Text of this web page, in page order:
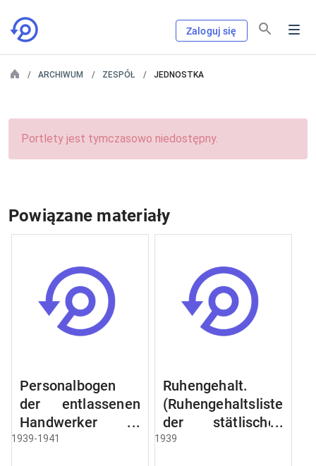
Zaloguj się
ARCHIWUM ZESPÓŁ JEDNOSTKA
Portlety jest tymczasowo niedostępny.
Powiązane materiały
Personalbogen
der entlassenen
Handwerker u.
Arbeiter des
1939-1941
Ruhengehalt.
(Ruhengehaltsliste
der stätlischen
Beamten u.
1939